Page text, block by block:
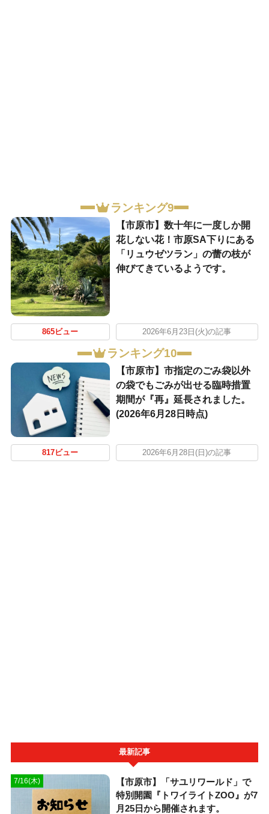
ランキング9
【市原市】数十年に一度しか開
花しない花！市原SA下りにある
「リュウゼツラン」の蕾の枝が
伸びてきているようです。
865ビュー 2026年6月23日(火)の記事
ランキング10
【市原市】市指定のごみ袋以外
の袋でもごみが出せる臨時措置
期間が『再』延長されました。
(2026年6月28日時点)
817ビュー 2026年6月28日(日)の記事
最新記事
7/16(木)
【市原市】「サユリワールド」で
特別開園『トワイライトZOO』が7
月25日から開催されます。